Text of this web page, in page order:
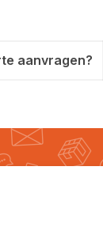
aanvragen?